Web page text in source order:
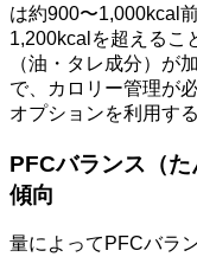
は約900〜1,000kcal
1,200kcalを超えるこ
（油・タレ成分）が
で、カロリー管理が
オプションを利用す
PFCバランス（
傾向
量によってPFCバラ